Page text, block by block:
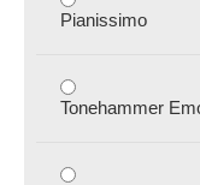
Pianissimo
Tonehammer